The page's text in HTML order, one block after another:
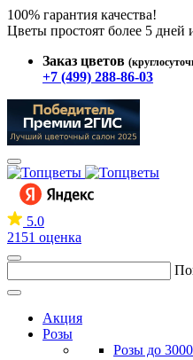
100% гарантия качества!
Цветы простоят более 5 дней
Заказ цветов
+7 (499) 288-86-03
5.0
2151 оценка
Акция
Розы
Розы до